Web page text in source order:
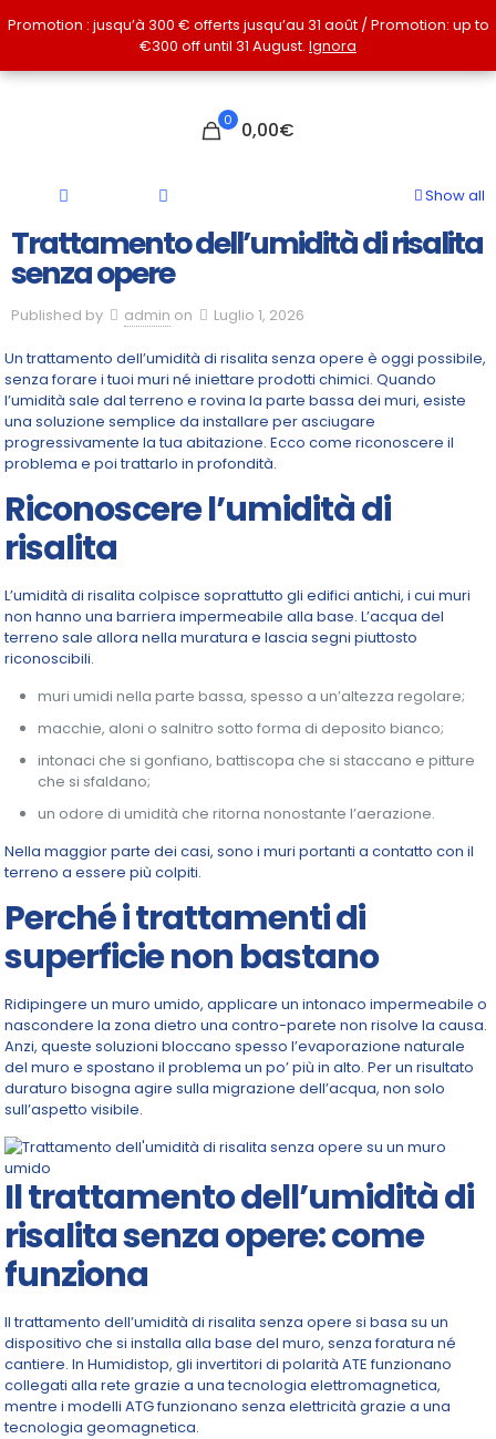
0 0,00€
Show all
Trattamento dell’umidità di risalita
senza opere
Published by admin on Luglio 1, 2026
Un trattamento dell’umidità di risalita senza opere è oggi possibile,
senza forare i tuoi muri né iniettare prodotti chimici. Quando
l’umidità sale dal terreno e rovina la parte bassa dei muri, esiste
una soluzione semplice da installare per asciugare
progressivamente la tua abitazione. Ecco come riconoscere il
problema e poi trattarlo in profondità.
Riconoscere l’umidità di
risalita
L’umidità di risalita colpisce soprattutto gli edifici antichi, i cui muri
non hanno una barriera impermeabile alla base. L’acqua del
terreno sale allora nella muratura e lascia segni piuttosto
riconoscibili.
muri umidi nella parte bassa, spesso a un’altezza regolare;
macchie, aloni o salnitro sotto forma di deposito bianco;
intonaci che si gonfiano, battiscopa che si staccano e pitture
che si sfaldano;
un odore di umidità che ritorna nonostante l’aerazione.
Nella maggior parte dei casi, sono i muri portanti a contatto con il
terreno a essere più colpiti.
Perché i trattamenti di
superficie non bastano
Ridipingere un muro umido, applicare un intonaco impermeabile o
nascondere la zona dietro una contro-parete non risolve la causa.
Anzi, queste soluzioni bloccano spesso l’evaporazione naturale
del muro e spostano il problema un po’ più in alto. Per un risultato
duraturo bisogna agire sulla migrazione dell’acqua, non solo
sull’aspetto visibile.
Il trattamento dell’umidità di
risalita senza opere: come
funziona
Il trattamento dell’umidità di risalita senza opere si basa su un
dispositivo che si installa alla base del muro, senza foratura né
cantiere. In Humidistop, gli invertitori di polarità ATE funzionano
collegati alla rete grazie a una tecnologia elettromagnetica,
mentre i modelli ATG funzionano senza elettricità grazie a una
tecnologia geomagnetica.
Promotion : jusqu’à 300 € offerts jusqu’au 31 août / Promotion: up to
€300 off until 31 August. Ignora
Promotion : jusqu’à 300 € offerts jusqu’au 31 août / Promotion: up to
€300 off until 31 August. Ignora